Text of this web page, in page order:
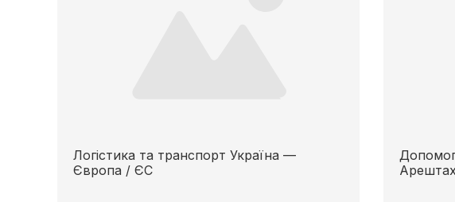
Логістика та транспорт Україна —
Європа / ЄС